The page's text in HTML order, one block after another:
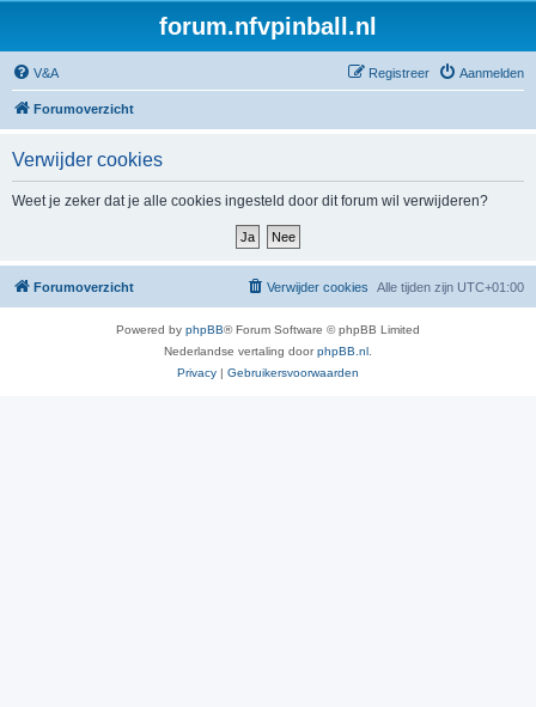
forum.nfvpinball.nl
V&A Aanmelden
Registreer
Forumoverzicht
Verwijder cookies
Weet je zeker dat je alle cookies ingesteld door dit forum wil verwijderen?
Forumoverzicht Alle tijden zijn UTC+01:00
Verwijder cookies
Powered by phpBB® Forum Software © phpBB Limited
Nederlandse vertaling doorphpBB.nl
Privacy | Gebruikersvoorwaarden